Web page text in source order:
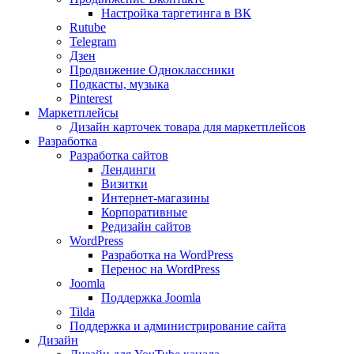
Настройка таргетинга в ВК
Rutube
Telegram
Дзен
Продвижение Одноклассники
Подкасты, музыка
Pinterest
Маркетплейсы
Дизайн карточек товара для маркетплейсов
Разработка
Разработка сайтов
Лендинги
Визитки
Интернет-магазины
Корпоративные
Редизайн сайтов
WordPress
Разработка на WordPress
Перенос на WordPress
Joomla
Поддержка Joomla
Tilda
Поддержка и администрирование сайта
Дизайн